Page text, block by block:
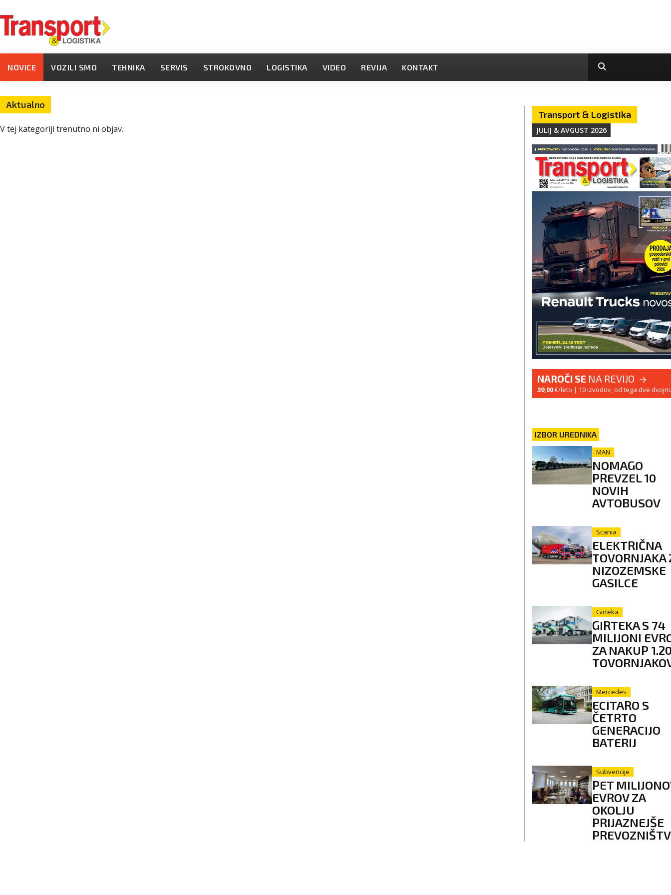
NOVICE VOZILI SMO TEHNIKA SERVIS STROKOVNO LOGISTIKA VIDEO REVIJA KONTAKT
Aktualno
V tej kategoriji trenutno ni objav.
Transport & Logistika
JULIJ & AVGUST 2026
NAROČI SE NA REVIJO
39,00€/leto | 10 izvodov, od tega dve dvojni.
IZBOR UREDNIKA
MAN
NOMAGO
PREVZEL 10
NOVIH
AVTOBUSOV
Scania
ELEKTRIČNA
TOVORNJAKA
NIZOZEMSKE
GASILCE
Girteka
GIRTEKA S 74
MILIJONI
ZA NAKUP
Mercedes
ECITARO S
ČETRTO
GENERACIJO
BATERIJ
Subvencije
PET
EVROV ZA
OKOLJU
PRIJAZNEJŠE